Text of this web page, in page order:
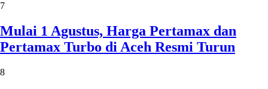
7
Mulai 1 Agustus, Harga Pertamax dan
Pertamax Turbo di Aceh Resmi Turun
8